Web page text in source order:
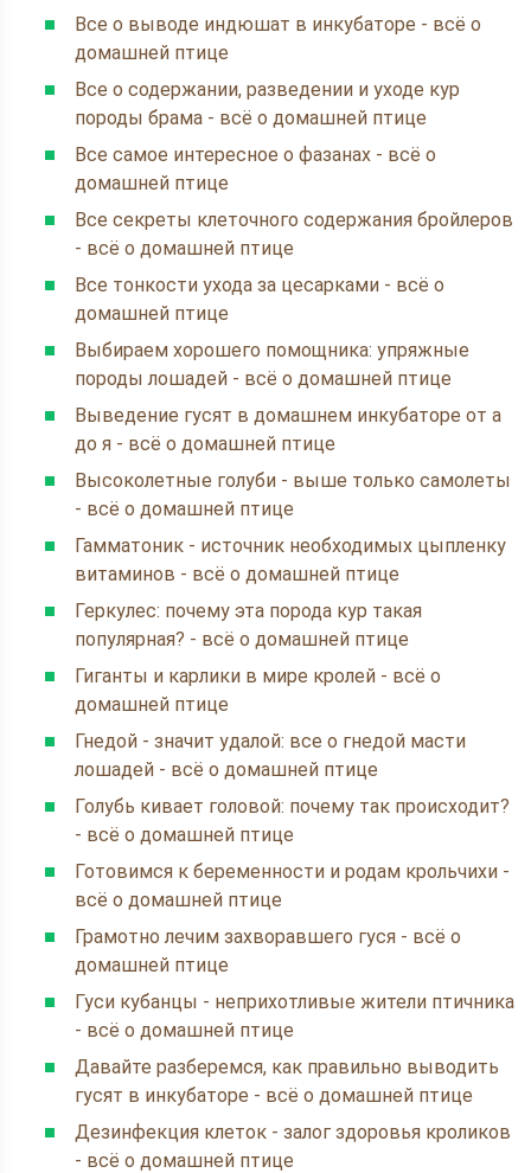
Все о выводе индюшат в инкубаторе - всё о
домашней птице
Все о содержании, разведении и уходе кур
породы брама - всё о домашней птице
Все самое интересное о фазанах - всё о
домашней птице
Все секреты клеточного содержания бройлеров
- всё о домашней птице
Все тонкости ухода за цесарками - всё о
домашней птице
Выбираем хорошего помощника: упряжные
породы лошадей - всё о домашней птице
Выведение гусят в домашнем инкубаторе от а
до я - всё о домашней птице
Высоколетные голуби - выше только самолеты
- всё о домашней птице
Гамматоник - источник необходимых цыпленку
витаминов - всё о домашней птице
Геркулес: почему эта порода кур такая
популярная? - всё о домашней птице
Гиганты и карлики в мире кролей - всё о
домашней птице
Гнедой - значит удалой: все о гнедой масти
лошадей - всё о домашней птице
Голубь кивает головой: почему так происходит?
- всё о домашней птице
Готовимся к беременности и родам крольчихи -
всё о домашней птице
Грамотно лечим захворавшего гуся - всё о
домашней птице
Гуси кубанцы - неприхотливые жители птичника
- всё о домашней птице
Давайте разберемся, как правильно выводить
гусят в инкубаторе - всё о домашней птице
Дезинфекция клеток - залог здоровья кроликов
- всё о домашней птице